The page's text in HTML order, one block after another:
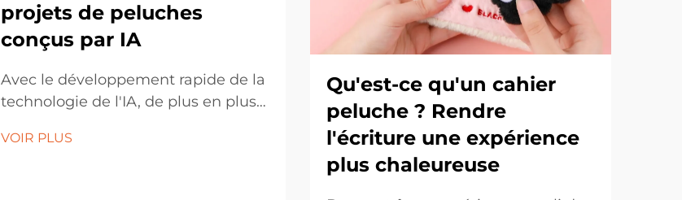
projets de peluches
conçus par IA
Avec le développement rapide de la
technologie de l'IA, de plus en plus
générés par IA pour la production
VOIR PLUS
Qu'est-ce qu'un cahier
peluche ? Rendre
l'écriture une expérience
plus chaleureuse